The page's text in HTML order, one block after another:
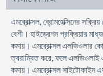
এমব্রোক্সল, ব্রোমহেক্সিনের সক্রিয়
বেশী। হাইড্রেশন প্রক্রিয়ার
কমায়। এমব্রোক্সল এলভিওলার
ত্বরান্বিত করে, ফলে এলভিওলাই
কমায়। এমব্রোক্সল সাইটোকাইন